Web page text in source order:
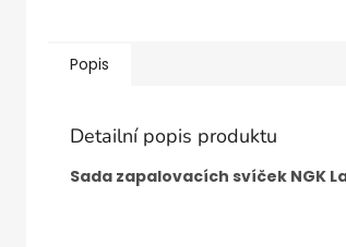
Popis
Detailní popis produktu
Sada zapalovacích svíček NGK